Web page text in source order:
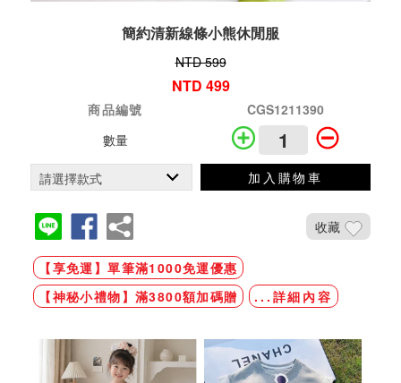
簡約清新線條小熊休閒服
NTD 599
NTD 499
商品編號
CGS1211390
數量
加入購物車
收藏
【享免運】單筆滿1000免運優惠
【神秘小禮物】滿3800額加碼贈
...詳細內容